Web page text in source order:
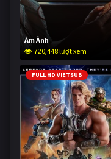
Ám Ảnh
720,448 lượt xem
FULL HD VIETSUB